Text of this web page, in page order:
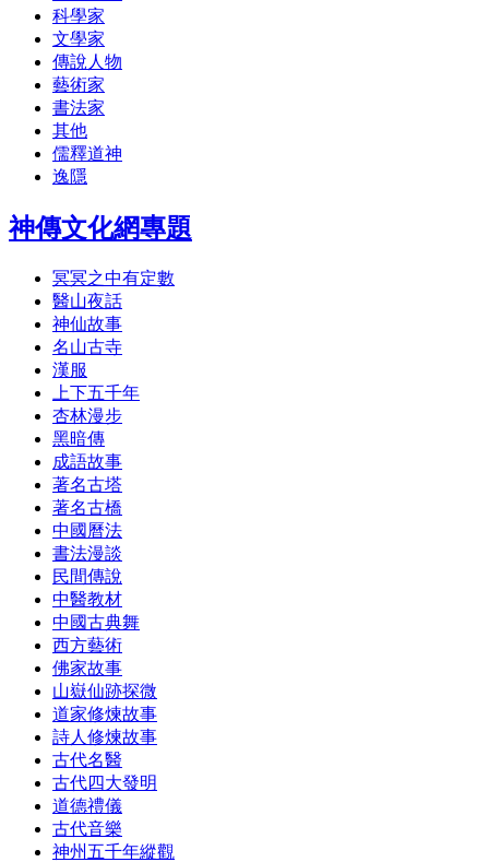
科學家
文學家
傳說人物
藝術家
書法家
其他
儒釋道神
逸隱
神傳文化網專題
冥冥之中有定數
醫山夜話
神仙故事
名山古寺
漢服
上下五千年
杏林漫步
黑暗傳
成語故事
著名古塔
著名古橋
中國曆法
書法漫談
民間傳說
中醫教材
中國古典舞
西方藝術
佛家故事
山嶽仙跡探微
道家修煉故事
詩人修煉故事
古代名醫
古代四大發明
道德禮儀
古代音樂
神州五千年縱觀